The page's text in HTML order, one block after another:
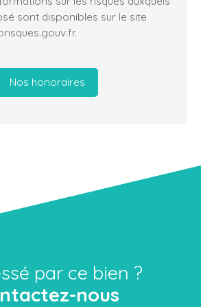
sont disponibles sur le site
Nos honoraires
par ce bien ?
nous